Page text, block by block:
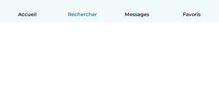
Accueil Rechercher Messages Favoris